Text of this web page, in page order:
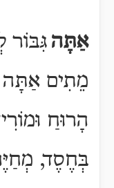
אַתָּה גִּבּוֹר
מֵתִים אַתָּה
הָרוּחַ
בְּחֶסֶד,